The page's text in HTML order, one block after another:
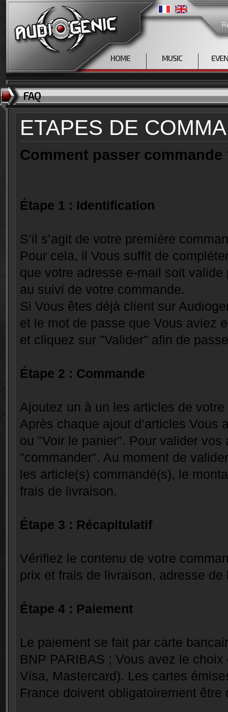
HOME MUSIC
FAQ
ETAPES DE
Comment passer commande
Étape 1 : Identification
S’il s’agit de votre première
Pour cela, il Vous suffit de
que votre adresse e-mail soit
au suivi de votre commande.
Si Vous êtes déjà client sur
et le mot de passe que Vous aviez
et cliquez sur "Valider" afin de
Étape 2 : Commande
Ajoutez un à un les articles de
Après chaque ajout d’articles
ou "Voir le panier". Pour valider
"commander". Au moment de
les article(s) commandé(s), le
frais de livraison.
Étape 3 : Récapitulatif
Vérifiez le contenu de votre
prix et frais de livraison, adresse de
Étape 4 : Paiement
Le paiement se fait par carte
BNP PARIBAS ; Vous avez le
Visa, Mastercard). Les cartes
France doivent obligatoirement